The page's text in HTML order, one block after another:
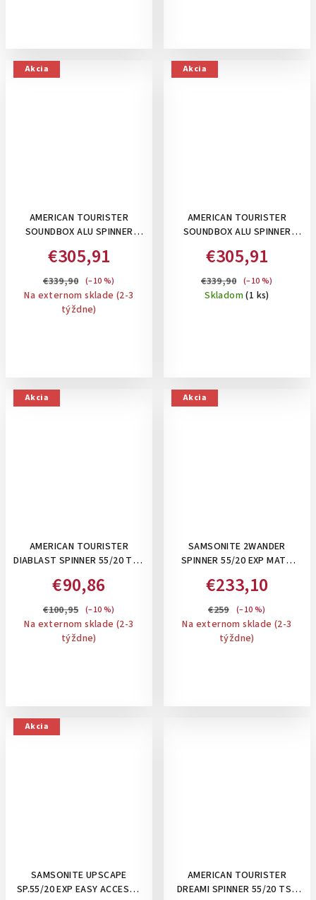
Akcia
AMERICAN TOURISTER
SOUNDBOX ALU SPINNER
ALUMÍNIOVÝ KUFOR SO
ZAPÍNANÍM NA 2 KLIPSY:
DUSTY TURQUOISE
€305,91
€339,90 (–10 %)
Na externom sklade (2-3
týždne)
Akcia
AMERICAN TOURISTER
SOUNDBOX ALU SPINNER
ALUMÍNIOVÝ KUFOR SO
ZAPÍNANÍM NA 2 KLIPSY:
STORMY LILAC
€305,91
€339,90 (–10 %)
Skladom(1 ks)
Akcia
AMERICAN TOURISTER
DIABLAST SPINNER 55/20 TSA
KOLIESKACH: DARKWAVE
BLUE
€90,86
€100,95 (–10 %)
Na externom sklade (2-3
týždne)
Akcia
SAMSONITE 2WANDER
SPINNER 55/20 EXP MATT
KUFOR , ROZŠÍRITEĽNÝ
€233,10
€259 (–10 %)
Na externom sklade (2-3
týždne)
Akcia
SAMSONITE UPSCAPE
SP.55/20 EXP EASY ACCESS -
AMERICAN TOURISTER
DREAMI SPINNER 55/20 TSA